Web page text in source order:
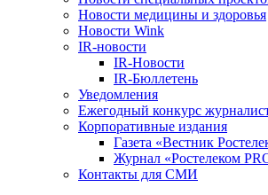
Новости медицины и здоровья
Новости Wink
IR-новости
IR-Новости
IR-Бюллетень
Уведомления
Ежегодный конкурс
Корпоративные издания
Газета «Вестник
Журнал «Ростелеком
Контакты для СМИ